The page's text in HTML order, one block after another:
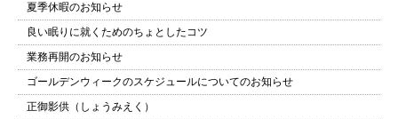
夏季休暇のお知らせ
良い眠りに就くためのちょとしたコツ
業務再開のお知らせ
ゴールデンウィークのスケジュールについてのお知らせ
正御影供（しょうみえく）